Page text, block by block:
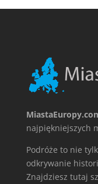
najpiękniejszych
Podróże to nie
odkrywanie
Znajdziesz tutaj